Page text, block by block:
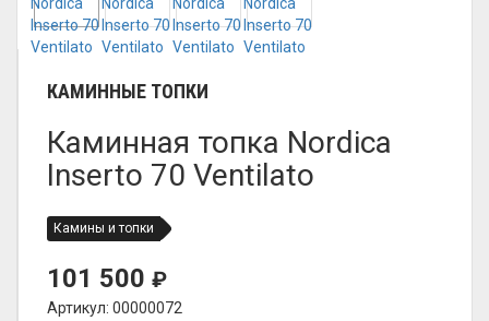
КАМИННЫЕ ТОПКИ
Каминная топка Nordica
Inserto 70 Ventilato
Камины и топки
101 500 ₽
Артикул: 00000072